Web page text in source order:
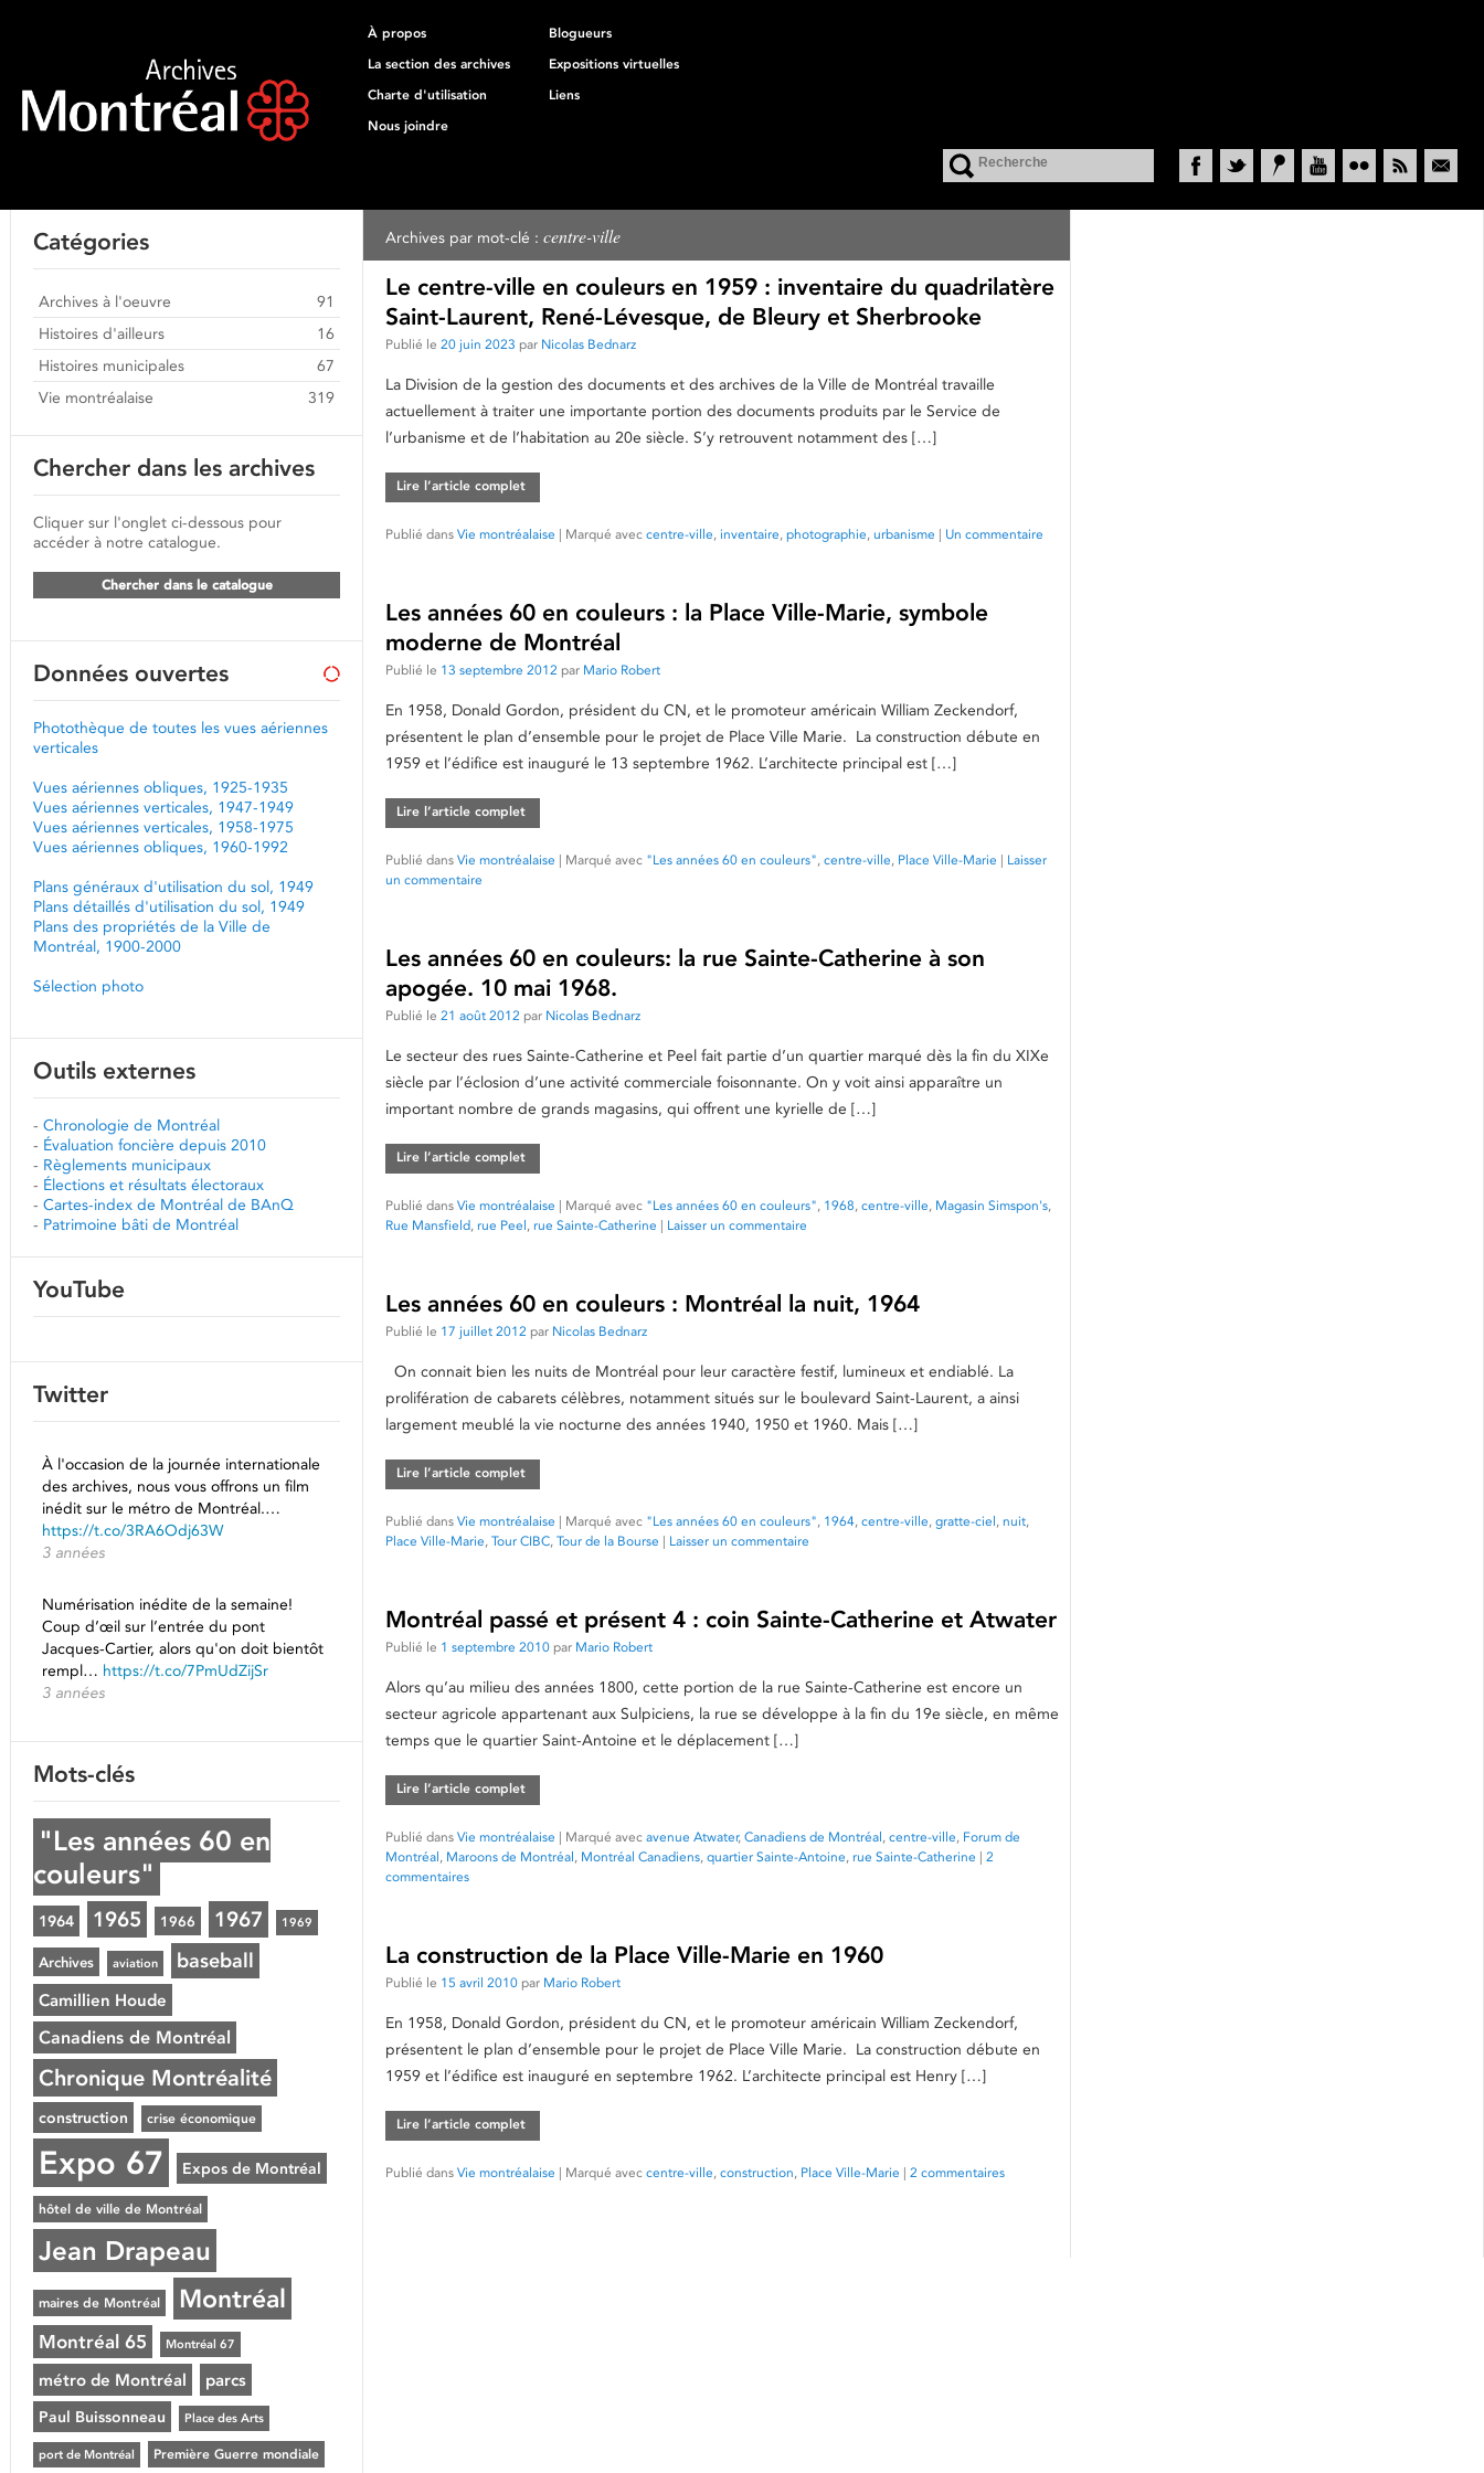
À propos
Blogueurs
La section des archives
Expositions virtuelles
Charte d'utilisation
Liens
Nous joindre
Archives par mot-clé : centre-ville
Le centre-ville en couleurs en 1959 : inventaire du quadrilatère
Saint-Laurent, René-Lévesque, de Bleury et Sherbrooke
Publié le 20 juin 2023 par Nicolas Bednarz
La Division de la gestion des documents et des archives de la Ville de Montréal travaille
actuellement à traiter une importante portion des documents produits par le Service de
l’urbanisme et de l’habitation au 20e siècle. S’y retrouvent notamment des […]
Lire l’article complet
Publié dans Vie montréalaise | Marqué avec centre-ville, inventaire, photographie, urbanisme | Un commentaire
Les années 60 en couleurs : la Place Ville-Marie, symbole
moderne de Montréal
Publié le 13 septembre 2012 par Mario Robert
En 1958, Donald Gordon, président du CN, et le promoteur américain William Zeckendorf,
présentent le plan d’ensemble pour le projet de Place Ville Marie. La construction débute en
1959 et l’édifice est inauguré le 13 septembre 1962. L’architecte principal est […]
Lire l’article complet
Publié dans Vie montréalaise | Marqué avec "Les années 60 en couleurs", centre-ville, Place Ville-Marie | Laisser
un commentaire
Les années 60 en couleurs: la rue Sainte-Catherine à son
apogée. 10 mai 1968.
Publié le 21 août 2012 par Nicolas Bednarz
Le secteur des rues Sainte-Catherine et Peel fait partie d’un quartier marqué dès la fin du XIXe
siècle par l’éclosion d’une activité commerciale foisonnante. On y voit ainsi apparaître un
important nombre de grands magasins, qui offrent une kyrielle de […]
Lire l’article complet
Publié dans Vie montréalaise | Marqué avec "Les années 60 en couleurs", 1968, centre-ville, Magasin Simspon's,
Rue Mansfield, rue Peel, rue Sainte-Catherine | Laisser un commentaire
Les années 60 en couleurs : Montréal la nuit, 1964
Publié le 17 juillet 2012 par Nicolas Bednarz
On connait bien les nuits de Montréal pour leur caractère festif, lumineux et endiablé. La
prolifération de cabarets célèbres, notamment situés sur le boulevard Saint-Laurent, a ainsi
largement meublé la vie nocturne des années 1940, 1950 et 1960. Mais […]
Lire l’article complet
Publié dans Vie montréalaise | Marqué avec "Les années 60 en couleurs", 1964, centre-ville, gratte-ciel, nuit,
Place Ville-Marie, Tour CIBC, Tour de la Bourse | Laisser un commentaire
Montréal passé et présent 4 : coin Sainte-Catherine et Atwater
Publié le 1 septembre 2010 par Mario Robert
Alors qu’au milieu des années 1800, cette portion de la rue Sainte-Catherine est encore un
secteur agricole appartenant aux Sulpiciens, la rue se développe à la fin du 19e siècle, en même
temps que le quartier Saint-Antoine et le déplacement […]
Lire l’article complet
Publié dans Vie montréalaise | Marqué avec avenue Atwater, Canadiens de Montréal, centre-ville, Forum de
Montréal, Maroons de Montréal, Montréal Canadiens, quartier Sainte-Antoine, rue Sainte-Catherine | 2
commentaires
La construction de la Place Ville-Marie en 1960
Publié le 15 avril 2010 par Mario Robert
En 1958, Donald Gordon, président du CN, et le promoteur américain William Zeckendorf,
présentent le plan d’ensemble pour le projet de Place Ville Marie. La construction débute en
1959 et l’édifice est inauguré en septembre 1962. L’architecte principal est Henry […]
Lire l’article complet
Publié dans Vie montréalaise | Marqué avec centre-ville, construction, Place Ville-Marie | 2 commentaires
Catégories
Archives à l'oeuvre
91
Histoires d'ailleurs
16
Histoires municipales
67
Vie montréalaise
319
Chercher dans les archives
Cliquer sur l'onglet ci-dessous pour
accéder à notre catalogue.
Chercher dans le catalogue
Données ouvertes
Photothèque de toutes les vues aériennes
verticales
Vues aériennes obliques, 1925-1935
Vues aériennes verticales, 1947-1949
Vues aériennes verticales, 1958-1975
Vues aériennes obliques, 1960-1992
Plans généraux d'utilisation du sol, 1949
Plans détaillés d'utilisation du sol, 1949
Plans des propriétés de la Ville de
Montréal, 1900-2000
Sélection photo
Outils externes
- Chronologie de Montréal
- Évaluation foncière depuis 2010
- Règlements municipaux
- Élections et résultats électoraux
- Cartes-index de Montréal de BAnQ
- Patrimoine bâti de Montréal
YouTube
Twitter
À l'occasion de la journée internationale
des archives, nous vous offrons un film
inédit sur le métro de Montréal.…
https://t.co/3RA6Odj63W
3 années
Numérisation inédite de la semaine!
Coup d’œil sur l’entrée du pont
Jacques-Cartier, alors qu'on doit bientôt
rempl… https://t.co/7PmUdZijSr
3 années
Mots-clés
"Les années 60 en
couleurs"
1964 1965 1966 1967 1969
Archives aviation baseball
Camillien Houde
Canadiens de Montréal
Chronique Montréalité
construction crise économique
Expo 67 Expos de Montréal
hôtel de ville de Montréal
Jean Drapeau
maires de Montréal Montréal
Montréal 65 Montréal 67
métro de Montréal parcs
Paul Buissonneau Place des Arts
port de Montréal Première Guerre mondiale